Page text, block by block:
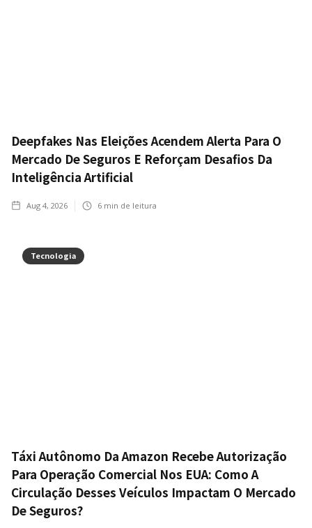
Deepfakes Nas Eleições Acendem Alerta Para O
Mercado De Seguros E Reforçam Desafios Da
Inteligência Artificial
Aug 4, 2026 6 min de leitura
Tecnologia
Táxi Autônomo Da Amazon Recebe Autorização
Para Operação Comercial Nos EUA: Como A
Circulação Desses Veículos Impactam O Mercado
De Seguros?